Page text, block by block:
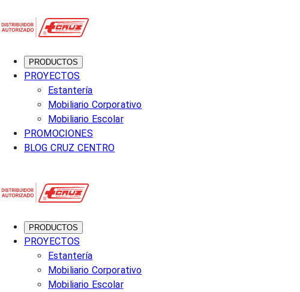
PRODUCTOS
PROYECTOS
Estantería
Mobiliario Corporativo
Mobiliario Escolar
PROMOCIONES
BLOG CRUZ CENTRO
PRODUCTOS
PROYECTOS
Estantería
Mobiliario Corporativo
Mobiliario Escolar